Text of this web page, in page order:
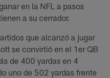
en la NFL a pasos
a su cerrador.
que alcanzó a jugar
se convirtió en el 1er QB
de 400 yardas en 4
uno de 502 yardas frente